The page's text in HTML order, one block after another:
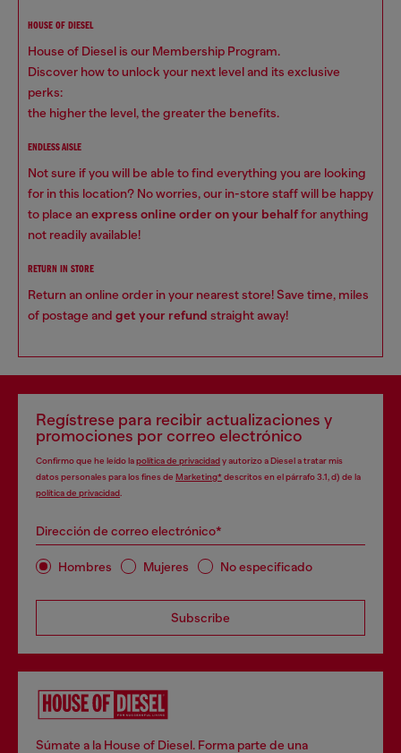
HOUSE OF DIESEL
House of Diesel is our Membership Program.
Discover how to unlock your next level and its exclusive
perks:
the higher the level, the greater the benefits.
ENDLESS AISLE
Not sure if you will be able to find everything you are looking
for in this location? No worries, our in-store staff will be happy
to place anexpress online order on your behalffor anything
not readily available!
RETURN IN STORE
Return an online order in your nearest store! Save time, miles
of postage and get your refund straight away!
Regístrese para recibir actualizaciones y
promociones por correo electrónico
Confirmo que he leído lapolítica de privacidady autorizo a Diesel a tratar mis
datos personales para los fines de Marketing*descritos en el párrafo 3.1, d) de la
política de privacidad
Dirección de correo electrónico*
Hombres Mujeres No especificado
Subscribe
Súmate a la House of Diesel. Forma parte de una